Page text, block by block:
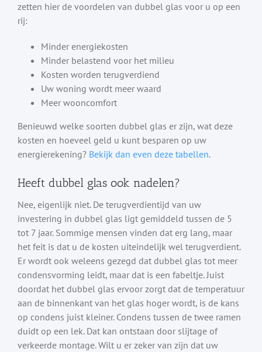
zetten hier de voordelen van dubbel glas voor u op een
rij:
Minder energiekosten
Minder belastend voor het milieu
Kosten worden terugverdiend
Uw woning wordt meer waard
Meer wooncomfort
Benieuwd welke soorten dubbel glas er zijn, wat deze
kosten en hoeveel geld u kunt besparen op uw
energierekening? Bekijk dan even deze tabellen.
Heeft dubbel glas ook nadelen?
Nee, eigenlijk niet. De terugverdientijd van uw
investering in dubbel glas ligt gemiddeld tussen de 5
tot 7 jaar. Sommige mensen vinden dat erg lang, maar
het feit is dat u de kosten uiteindelijk wel terugverdient.
Er wordt ook weleens gezegd dat dubbel glas tot meer
condensvorming leidt, maar dat is een fabeltje. Juist
doordat het dubbel glas ervoor zorgt dat de temperatuur
aan de binnenkant van het glas hoger wordt, is de kans
op condens juist kleiner. Condens tussen de twee ramen
duidt op een lek. Dat kan ontstaan door slijtage of
verkeerde montage. Wilt u er zeker van zijn dat uw